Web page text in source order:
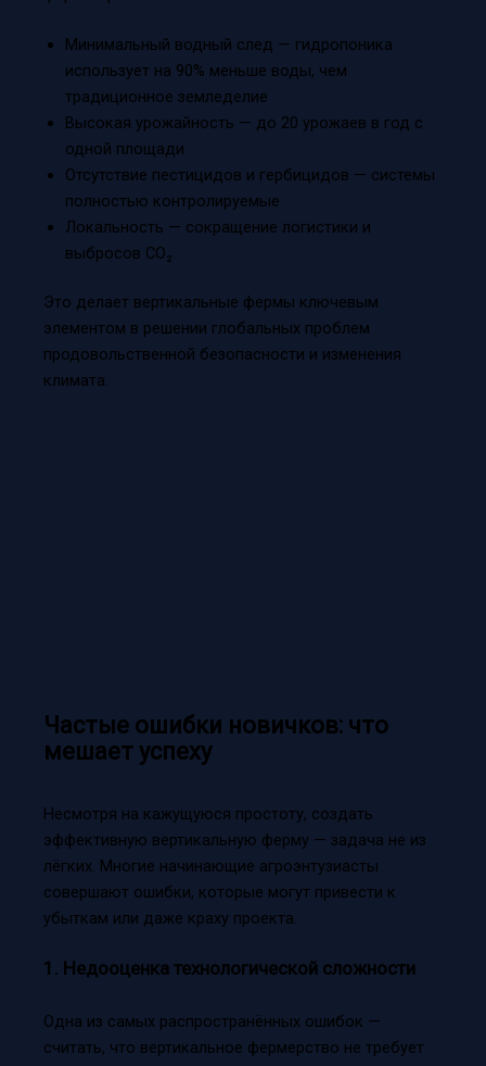
Минимальный водный след — гидропоника
использует на 90% меньше воды, чем
традиционное земледелие
Высокая урожайность — до 20 урожаев в год с
одной площади
Отсутствие пестицидов и гербицидов — системы
полностью контролируемые
Локальность — сокращение логистики и
выбросов CO₂
Это делает вертикальные фермы ключевым
элементом в решении глобальных проблем
продовольственной безопасности и изменения
климата.
Частые ошибки новичков: что
мешает успеху
Несмотря на кажущуюся простоту, создать
эффективную вертикальную ферму — задача не из
лёгких. Многие начинающие агроэнтузиасты
совершают ошибки, которые могут привести к
убыткам или даже краху проекта.
1. Недооценка технологической сложности
Одна из самых распространённых ошибок —
считать, что вертикальное фермерство не требует